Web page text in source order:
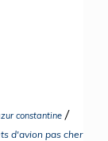
constantine /
d'avion pas cher